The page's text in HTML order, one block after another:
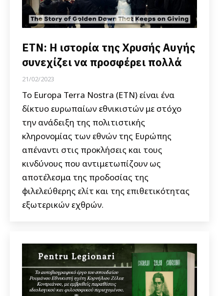
ETN: Η ιστορία της Χρυσής Αυγής
συνεχίζει να προσφέρει πολλά
21/02/2023
Το Europa Terra Nostra (ETN) είναι ένα
δίκτυο ευρωπαίων εθνικιστών με στόχο
την ανάδειξη της πολιτιστικής
κληρονομίας των εθνών της Ευρώπης
απέναντι στις προκλήσεις και τους
κινδύνους που αντιμετωπίζουν ως
αποτέλεσμα της προδοσίας της
φιλελεύθερης ελίτ και της επιθετικότητας
εξωτερικών εχθρών.